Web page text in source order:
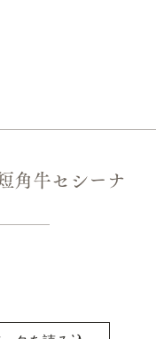
角牛セシーナ